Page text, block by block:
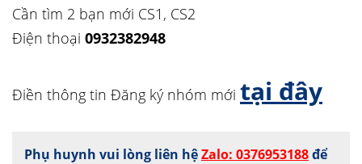
Cần tìm 2 bạn mới CS1, CS2
Điện thoại 0932382948
Điền thông tin Đăng ký nhóm mới tại đây
Phụ huynh vui lòng liên hệZalo: 0376953188để